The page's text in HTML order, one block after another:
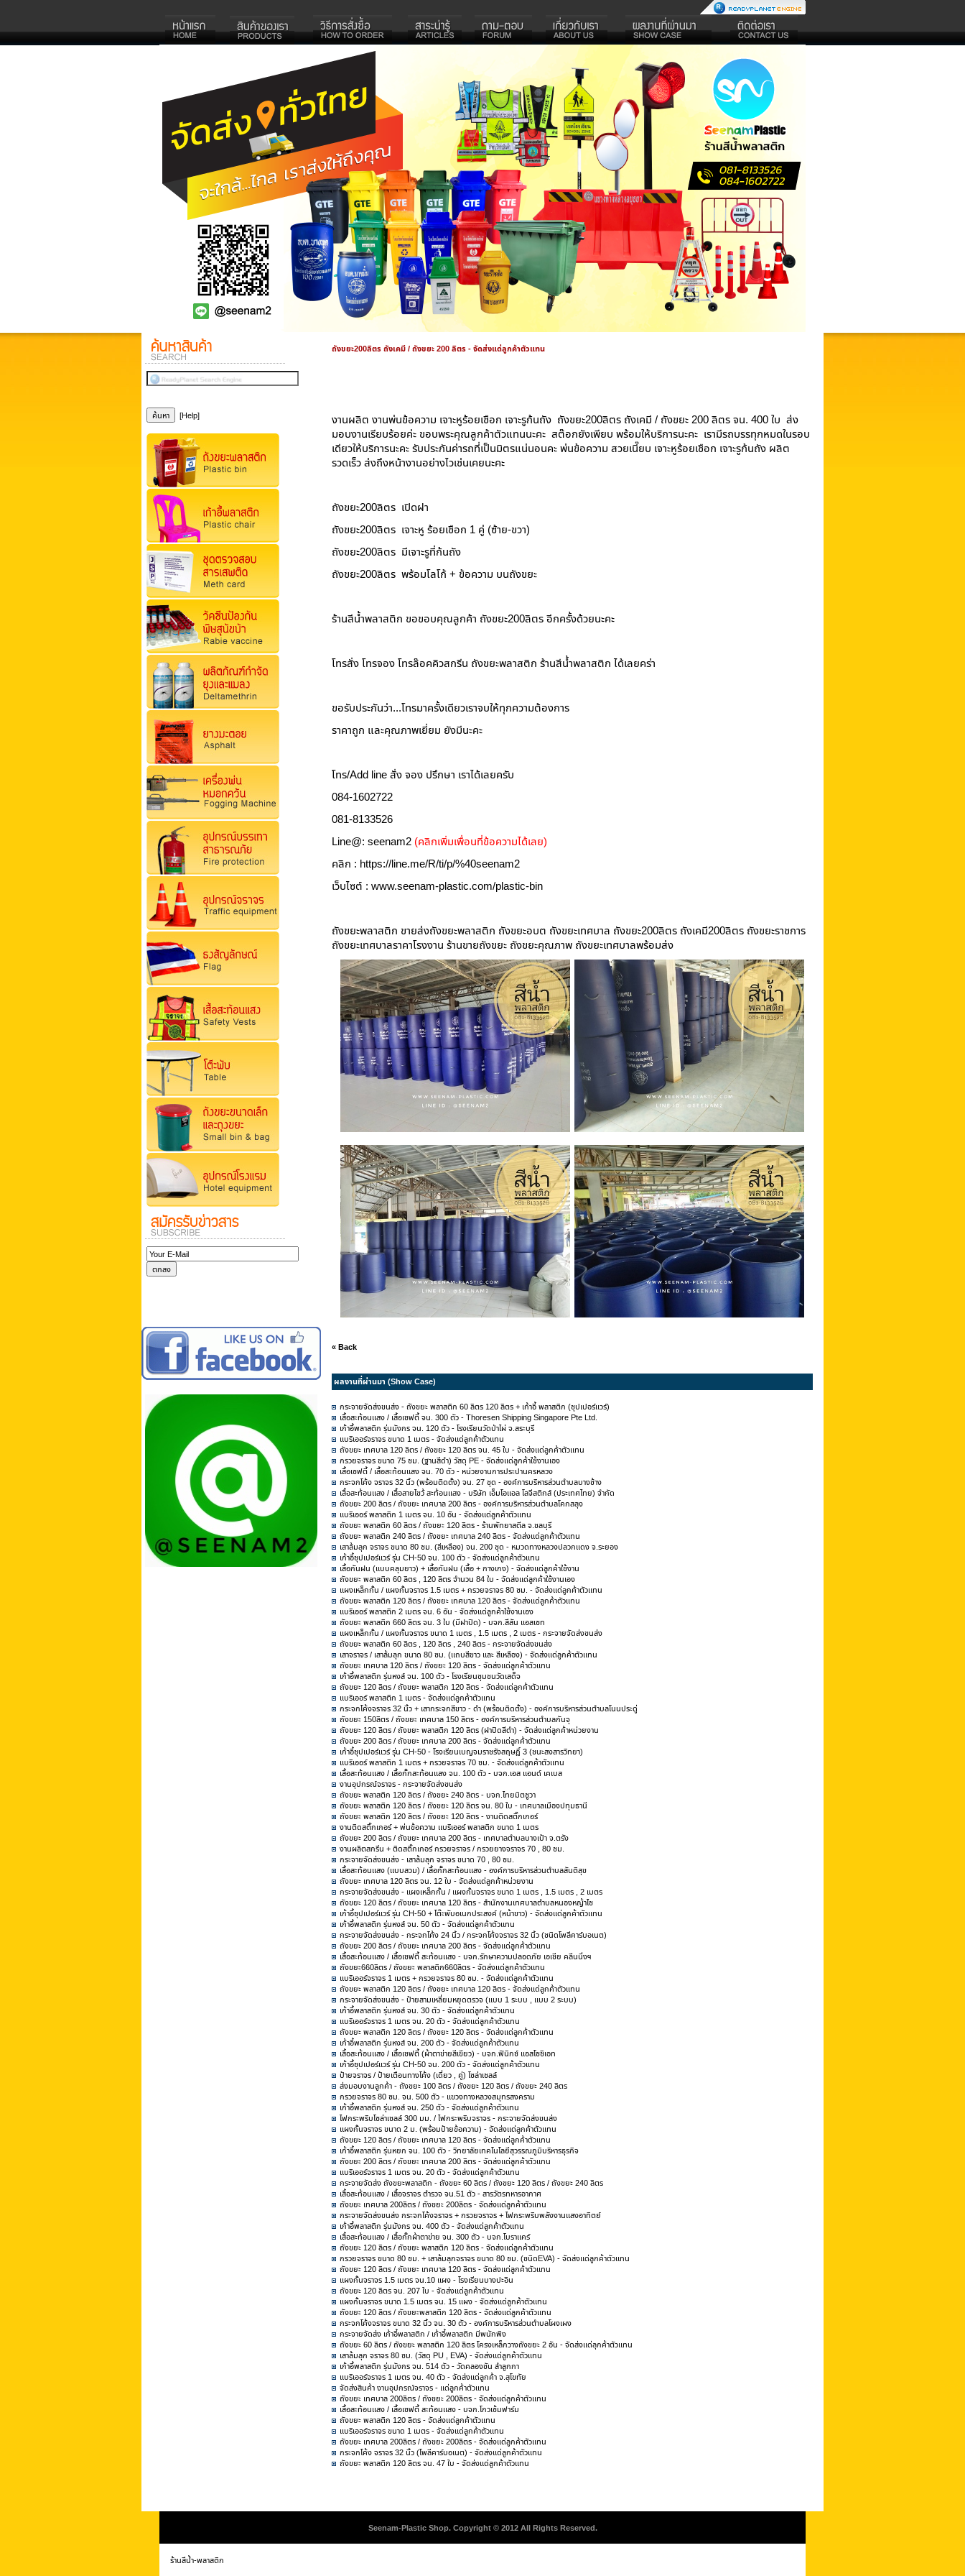
[Help]
ถังขยะ200ลิตร ถังเคมี / ถังขยะ 200 ลิตร - จัดส่งแด่ลูกค้าตัวแทน
งานผลิต งานพ่นข้อความ เจาะหูร้อยเชือก เจาะรูก้นถัง ถังขยะ200ลิตร ถังเคมี / ถังขยะ 200 ลิตร จน. 400 ใบ ส่ง
มอบงานเรียบร้อยค่ะ ขอบพระคุณลูกค้าตัวแทนนะคะ สต๊อกยังเพียบ พร้อมให้บริการนะคะ เรามีรถบรรทุกหมดในรอบ
เดียวให้บริการนะคะ รับประกันค่ารถที่เป็นมิตรแน่นอนคะ พ่นข้อความ สวยเนี๊ยบ เจาะหูร้อยเชือก เจาะรูก้นถัง ผลิต
รวดเร็ว ส่งถึงหน้างานอย่างไวเช่นเคยนะคะ
ถังขยะ200ลิตร เปิดฝา
ถังขยะ200ลิตร เจาะหู ร้อยเชือก 1 คู่ (ซ้าย-ขวา)
ถังขยะ200ลิตร มีเจาะรูที่ก้นถัง
ถังขยะ200ลิตร พร้อมโลโก้ + ข้อความ บนถังขยะ
ร้านสีน้ำพลาสติก ขอขอบคุณลูกค้า ถังขยะ200ลิตร อีกครั้งด้วยนะคะ
โทรสั่ง โทรจอง โทรล๊อคคิวสกรีน ถังขยะพลาสติก ร้านสีน้ำพลาสติก ได้เลยคร่า
ขอรับประกันว่า...โทรมาครั้งเดียวเราจบให้ทุกความต้องการ
ราคาถูก และคุณภาพเยี่ยม ยังมีนะคะ
โทร/Add line สั่ง จอง ปรึกษา เราได้เลยครับ
084-1602722
081-8133526
Line@: seenam2 (คลิกเพิ่มเพื่อนที่ข้อความได้เลย)
คลิก : https://line.me/R/ti/p/%40seenam2
เว็บไซต์ : www.seenam-plastic.com/plastic-bin
ถังขยะพลาสติก ขายส่งถังขยะพลาสติก ถังขยะอบต ถังขยะเทศบาล ถังขยะ200ลิตร ถังเคมี200ลิตร ถังขยะราชการ
ถังขยะเทศบาลราคาโรงงาน ร้านขายถังขยะ ถังขยะคุณภาพ ถังขยะเทศบาลพร้อมส่ง
« Back
ผลงานที่ผ่านมา (Show Case)
กระจายจัดส่งขนส่ง - ถังขยะ พลาสติก 60 ลิตร 120 ลิตร + เก้าอี้ พลาสติก (ซุปเปอร์แวร์)
เสื้อสะท้อนแสง / เสื้อเซฟตี้ จน. 300 ตัว - Thoresen Shipping Singapore Pte Ltd.
เก้าอี้พลาสติก รุ่นมังกร จน. 120 ตัว - โรงเรียนวัดป่าไผ่ จ.สระบุรี
แบริเออร์จราจร ขนาด 1 เมตร - จัดส่งแด่ลูกค้าตัวแทน
ถังขยะ เทศบาล 120 ลิตร / ถังขยะ 120 ลิตร จน. 45 ใบ - จัดส่งแด่ลูกค้าตัวแทน
กรวยจราจร ขนาด 75 ซม. (ฐานสีดำ) วัสดุ PE - จัดส่งแด่ลูกค้าใช้งานเอง
เสื้อเซฟตี้ / เสื้อสะท้อนแสง จน. 70 ตัว - หน่วยงานการประปานครหลวง
กระจกโค้ง จราจร 32 นิ้ว (พร้อมติดตั้ง) จน. 27 ชุด - องค์การบริหารส่วนตำบลบางช้าง
เสื้อสะท้อนแสง / เสื้อสายไขว้ สะท้อนแสง - บริษัท เอ็มโอแอล โลจีสติกส์ (ประเทศไทย) จำกัด
ถังขยะ 200 ลิตร / ถังขยะ เทศบาล 200 ลิตร - องค์การบริหารส่วนตำบลโคกสลุง
แบริเออร์ พลาสติก 1 เมตร จน. 10 อัน - จัดส่งแด่ลูกค้าตัวแทน
ถังขยะ พลาสติก 60 ลิตร / ถังขยะ 120 ลิตร - ร้านพัทยาสตีล จ.ชลบุรี
ถังขยะ พลาสติก 240 ลิตร / ถังขยะ เทศบาล 240 ลิตร - จัดส่งแด่ลูกค้าตัวแทน
เสาล้มลุก จราจร ขนาด 80 ซม. (สีเหลือง) จน. 200 ชุด - หมวดทางหลวงปลวกแดง จ.ระยอง
เก้าอี้ซุปเปอร์แวร์ รุ่น CH-50 จน. 100 ตัว - จัดส่งแด่ลูกค้าตัวแทน
เสื้อกันฝน (แบบคลุมยาว) + เสื้อกันฝน (เสื้อ + กางเกง) - จัดส่งแด่ลูกค้าใช้งาน
ถังขยะ พลาสติก 60 ลิตร , 120 ลิตร จำนวน 84 ใบ - จัดส่งแด่ลูกค้าใช้งานเอง
แผงเหล็กกั้น / แผงกั้นจราจร 1.5 เมตร + กรวยจราจร 80 ซม. - จัดส่งแด่ลูกค้าตัวแทน
ถังขยะ พลาสติก 120 ลิตร / ถังขยะ เทศบาล 120 ลิตร - จัดส่งแด่ลูกค้าตัวแทน
แบริเออร์ พลาสติก 2 เมตร จน. 6 อัน - จัดส่งแด่ลูกค้าใช้งานเอง
ถังขยะ พลาสติก 660 ลิตร จน. 3 ใบ (มีฝาปิด) - บจก.สีสัน แอสเซท
แผงเหล็กกั้น / แผงกั้นจราจร ขนาด 1 เมตร , 1.5 เมตร , 2 เมตร - กระจายจัดส่งขนส่ง
ถังขยะ พลาสติก 60 ลิตร , 120 ลิตร , 240 ลิตร - กระจายจัดส่งขนส่ง
เสาจราจร / เสาล้มลุก ขนาด 80 ซม. (แถบสีขาว และ สีเหลือง) - จัดส่งแด่ลูกค้าตัวแทน
ถังขยะ เทศบาล 120 ลิตร / ถังขยะ 120 ลิตร - จัดส่งแด่ลูกค้าตัวแทน
เก้าอี้พลาสติก รุ่นหงส์ จน. 100 ตัว - โรงเรียนชุมชนวัดเสด็จ
ถังขยะ 120 ลิตร / ถังขยะ พลาสติก 120 ลิตร - จัดส่งแด่ลูกค้าตัวแทน
แบริเออร์ พลาสติก 1 เมตร - จัดส่งแด่ลูกค้าตัวแทน
กระจกโค้งจราจร 32 นิ้ว + เสากระจกสีขาว - ดำ (พร้อมติดตั้ง) - องค์การบริหารส่วนตำบลโนนประดู่
ถังขยะ 150ลิตร / ถังขยะ เทศบาล 150 ลิตร - องค์การบริหารส่วนตำบลกันจุ
ถังขยะ 120 ลิตร / ถังขยะ พลาสติก 120 ลิตร (ฝาปิดสีดำ) - จัดส่งแด่ลูกค้าหน่วยงาน
ถังขยะ 200 ลิตร / ถังขยะ เทศบาล 200 ลิตร - จัดส่งแด่ลูกค้าตัวแทน
เก้าอี้ซุปเปอร์แวร์ รุ่น CH-50 - โรงเรียนเบญจมราชรังสฤษฏิ์ 3 (ชนะสงสารวิทยา)
แบริเออร์ พลาสติก 1 เมตร + กรวยจราจร 70 ซม. - จัดส่งแด่ลูกค้าตัวแทน
เสื้อสะท้อนแสง / เสื้อกั๊กสะท้อนแสง จน. 100 ตัว - บจก.เอส แอนด์ เคเบส
งานอุปกรณ์จราจร - กระจายจัดส่งขนส่ง
ถังขยะ พลาสติก 120 ลิตร / ถังขยะ 240 ลิตร - บจก.ไทยมิตซูวา
ถังขยะ พลาสติก 120 ลิตร / ถังขยะ 120 ลิตร จน. 80 ใบ - เทศบาลเมืองปทุมธานี
ถังขยะ พลาสติก 120 ลิตร / ถังขยะ 120 ลิตร - งานติดสติ๊กเกอร์
งานติดสติ๊กเกอร์ + พ่นข้อความ แบริเออร์ พลาสติก ขนาด 1 เมตร
ถังขยะ 200 ลิตร / ถังขยะ เทศบาล 200 ลิตร - เทศบาลตำบลบางเป้า จ.ตรัง
งานผลิตสกรีน + ติดสติ๊กเกอร์ กรวยจราจร / กรวยยางจราจร 70 , 80 ซม.
กระจายจัดส่งขนส่ง - เสาล้มลุก จราจร ขนาด 70 , 80 ซม.
เสื้อสะท้อนแสง (แบบสวม) / เสื้อกั๊กสะท้อนแสง - องค์การบริหารส่วนตำบลสันติสุข
ถังขยะ เทศบาล 120 ลิตร จน. 12 ใบ - จัดส่งแด่ลูกค้าหน่วยงาน
กระจายจัดส่งขนส่ง - แผงเหล็กกั้น / แผงกั้นจราจร ขนาด 1 เมตร , 1.5 เมตร , 2 เมตร
ถังขยะ 120 ลิตร / ถังขยะ เทศบาล 120 ลิตร - สำนักงานเทศบาลตำบลหนองหญ้าไซ
เก้าอี้ซุปเปอร์แวร์ รุ่น CH-50 + โต๊ะพับอเนกประสงค์ (หน้าขาว) - จัดส่งแด่ลูกค้าตัวแทน
เก้าอี้พลาสติก รุ่นหงส์ จน. 50 ตัว - จัดส่งแด่ลูกค้าตัวแทน
กระจายจัดส่งขนส่ง - กระจกโค้ง 24 นิ้ว / กระจกโค้งจราจร 32 นิ้ว (ชนิดโพลีคาร์บอเนต)
ถังขยะ 200 ลิตร / ถังขยะ เทศบาล 200 ลิตร - จัดส่งแด่ลูกค้าตัวแทน
เสื้อสะท้อนแสง / เสื้อเซฟตี้ สะท้อนแสง - บจก.รักษาความปลอดภัย เอเชีย คลีนนิ่งฯ
ถังขยะ660ลิตร / ถังขยะ พลาสติก660ลิตร - จัดส่งแด่ลูกค้าตัวแทน
แบริเออร์จราจร 1 เมตร + กรวยจราจร 80 ซม. - จัดส่งแด่ลูกค้าตัวแทน
ถังขยะ พลาสติก 120 ลิตร / ถังขยะ เทศบาล 120 ลิตร - จัดส่งแด่ลูกค้าตัวแทน
กระจายจัดส่งขนส่ง - ป้ายสามเหลี่ยมหยุดตรวจ (แบบ 1 ระบบ , แบบ 2 ระบบ)
เก้าอี้พลาสติก รุ่นหงส์ จน. 30 ตัว - จัดส่งแด่ลูกค้าตัวแทน
แบริเออร์จราจร 1 เมตร จน. 20 ตัว - จัดส่งแด่ลูกค้าตัวแทน
ถังขยะ พลาสติก 120 ลิตร / ถังขยะ 120 ลิตร - จัดส่งแด่ลูกค้าตัวแทน
เก้าอี้พลาสติก รุ่นหงส์ จน. 200 ตัว - จัดส่งแด่ลูกค้าตัวแทน
เสื้อสะท้อนแสง / เสื้อเซฟตี้ (ผ้าตาข่ายสีเขียว) - บจก.ฟินิกซ์ แอสโซซิเอท
เก้าอี้ซุปเปอร์แวร์ รุ่น CH-50 จน. 200 ตัว - จัดส่งแด่ลูกค้าตัวแทน
ป้ายจราจร / ป้ายเตือนทางโค้ง (เดี่ยว , คู่) โซล่าเซลล์
ส่งมอบงานลูกค้า - ถังขยะ 100 ลิตร / ถังขยะ 120 ลิตร / ถังขยะ 240 ลิตร
กรวยจราจร 80 ซม. จน. 500 ตัว - แขวงทางหลวงสมุทรสงคราม
เก้าอี้พลาสติก รุ่นหงส์ จน. 250 ตัว - จัดส่งแด่ลูกค้าตัวแทน
ไฟกระพริบโซล่าเซลล์ 300 มม. / ไฟกระพริบจราจร - กระจายจัดส่งขนส่ง
แผงกั้นจราจร ขนาด 2 ม. (พร้อมป้ายข้อความ) - จัดส่งแด่ลูกค้าตัวแทน
ถังขยะ 120 ลิตร / ถังขยะ เทศบาล 120 ลิตร - จัดส่งแด่ลูกค้าตัวแทน
เก้าอี้พลาสติก รุ่นหยก จน. 100 ตัว - วิทยาลัยเทคโนโลยีสุวรรณภูมิบริหารธุรกิจ
ถังขยะ 200 ลิตร / ถังขยะ เทศบาล 200 ลิตร - จัดส่งแด่ลูกค้าตัวแทน
แบริเออร์จราจร 1 เมตร จน. 20 ตัว - จัดส่งแด่ลูกค้าตัวแทน
กระจายจัดส่ง ถังขยะพลาสติก - ถังขยะ 60 ลิตร / ถังขยะ 120 ลิตร / ถังขยะ 240 ลิตร
เสื้อสะท้อนแสง / เสื้อจราจร ตำรวจ จน.51 ตัว - สารวัตรทหารอากาศ
ถังขยะ เทศบาล 200ลิตร / ถังขยะ 200ลิตร - จัดส่งแด่ลูกค้าตัวแทน
กระจายจัดส่งขนส่ง กระจกโค้งจราจร + กรวยจราจร + ไฟกระพริบพลังงานแสงอาทิตย์
เก้าอี้พลาสติก รุ่นมังกร จน. 400 ตัว - จัดส่งแด่ลูกค้าตัวแทน
เสื้อสะท้อนแสง / เสื้อกั๊กผ้าตาข่าย จน. 300 ตัว - บจก.โบราแคร์
ถังขยะ 120 ลิตร / ถังขยะ พลาสติก 120 ลิตร - จัดส่งแด่ลูกค้าตัวแทน
กรวยจราจร ขนาด 80 ซม. + เสาล้มลุกจราจร ขนาด 80 ซม. (ชนิดEVA) - จัดส่งแด่ลูกค้าตัวแทน
ถังขยะ 120 ลิตร / ถังขยะ เทศบาล 120 ลิตร - จัดส่งแด่ลูกค้าตัวแทน
แผงกั้นจราจร 1.5 เมตร จน.10 แผง - โรงเรียนบางปะอิน
ถังขยะ 120 ลิตร จน. 207 ใบ - จัดส่งแด่ลูกค้าตัวแทน
แผงกั้นจราจร ขนาด 1.5 เมตร จน. 15 แผง - จัดส่งแด่ลูกค้าตัวแทน
ถังขยะ 120 ลิตร / ถังขยะพลาสติก 120 ลิตร - จัดส่งแด่ลูกค้าตัวแทน
กระจกโค้งจราจร ขนาด 32 นิ้ว จน. 30 ตัว - องค์การบริหารส่วนตำบลโผงเผง
กระจายจัดส่ง เก้าอี้พลาสติก / เก้าอี้พลาสติก มีพนักพิง
ถังขยะ 60 ลิตร / ถังขยะ พลาสติก 120 ลิตร โครงเหล็กวางถังขยะ 2 อัน - จัดส่งแด่ลุกค้าตัวแทน
เสาล้มลุก จราจร 80 ซม. (วัสดุ PU , EVA) - จัดส่งแด่ลูกค้าตัวแทน
เก้าอี้พลาสติก รุ่นมังกร จน. 514 ตัว - วัดคลองชัน ลำลูกกา
แบริเออร์จราจร 1 เมตร จน. 40 ตัว - จัดส่งแด่ลูกค้า จ.สุโขทัย
จัดส่งสินค้า งานอุปกรณ์จราจร - แด่ลูกค้าตัวแทน
ถังขยะ เทศบาล 200ลิตร / ถังขยะ 200ลิตร - จัดส่งแด่ลูกค้าตัวแทน
เสื้อสะท้อนแสง / เสื้อเซฟตี้ สะท้อนแสง - บจก.โกวเซ้มฟาร์ม
ถังขยะ พลาสติก 120 ลิตร - จัดส่งแด่ลูกค้าตัวแทน
แบริเออร์จราจร ขนาด 1 เมตร - จัดส่งแด่ลูกค้าตัวแทน
ถังขยะ เทศบาล 200ลิตร / ถังขยะ 200ลิตร - จัดส่งแด่ลูกค้าตัวแทน
กระจกโค้ง จราจร 32 นิ้ว (โพลีคาร์บอเนต) - จัดส่งแด่ลูกค้าตัวแทน
ถังขยะ พลาสติก 120 ลิตร จน. 47 ใบ - จัดส่งแด่ลูกค้าตัวแทน
Seenam-Plastic Shop. Copyright © 2012 All Rights Reserved.
ร้านสีน้ำ-พลาสติก